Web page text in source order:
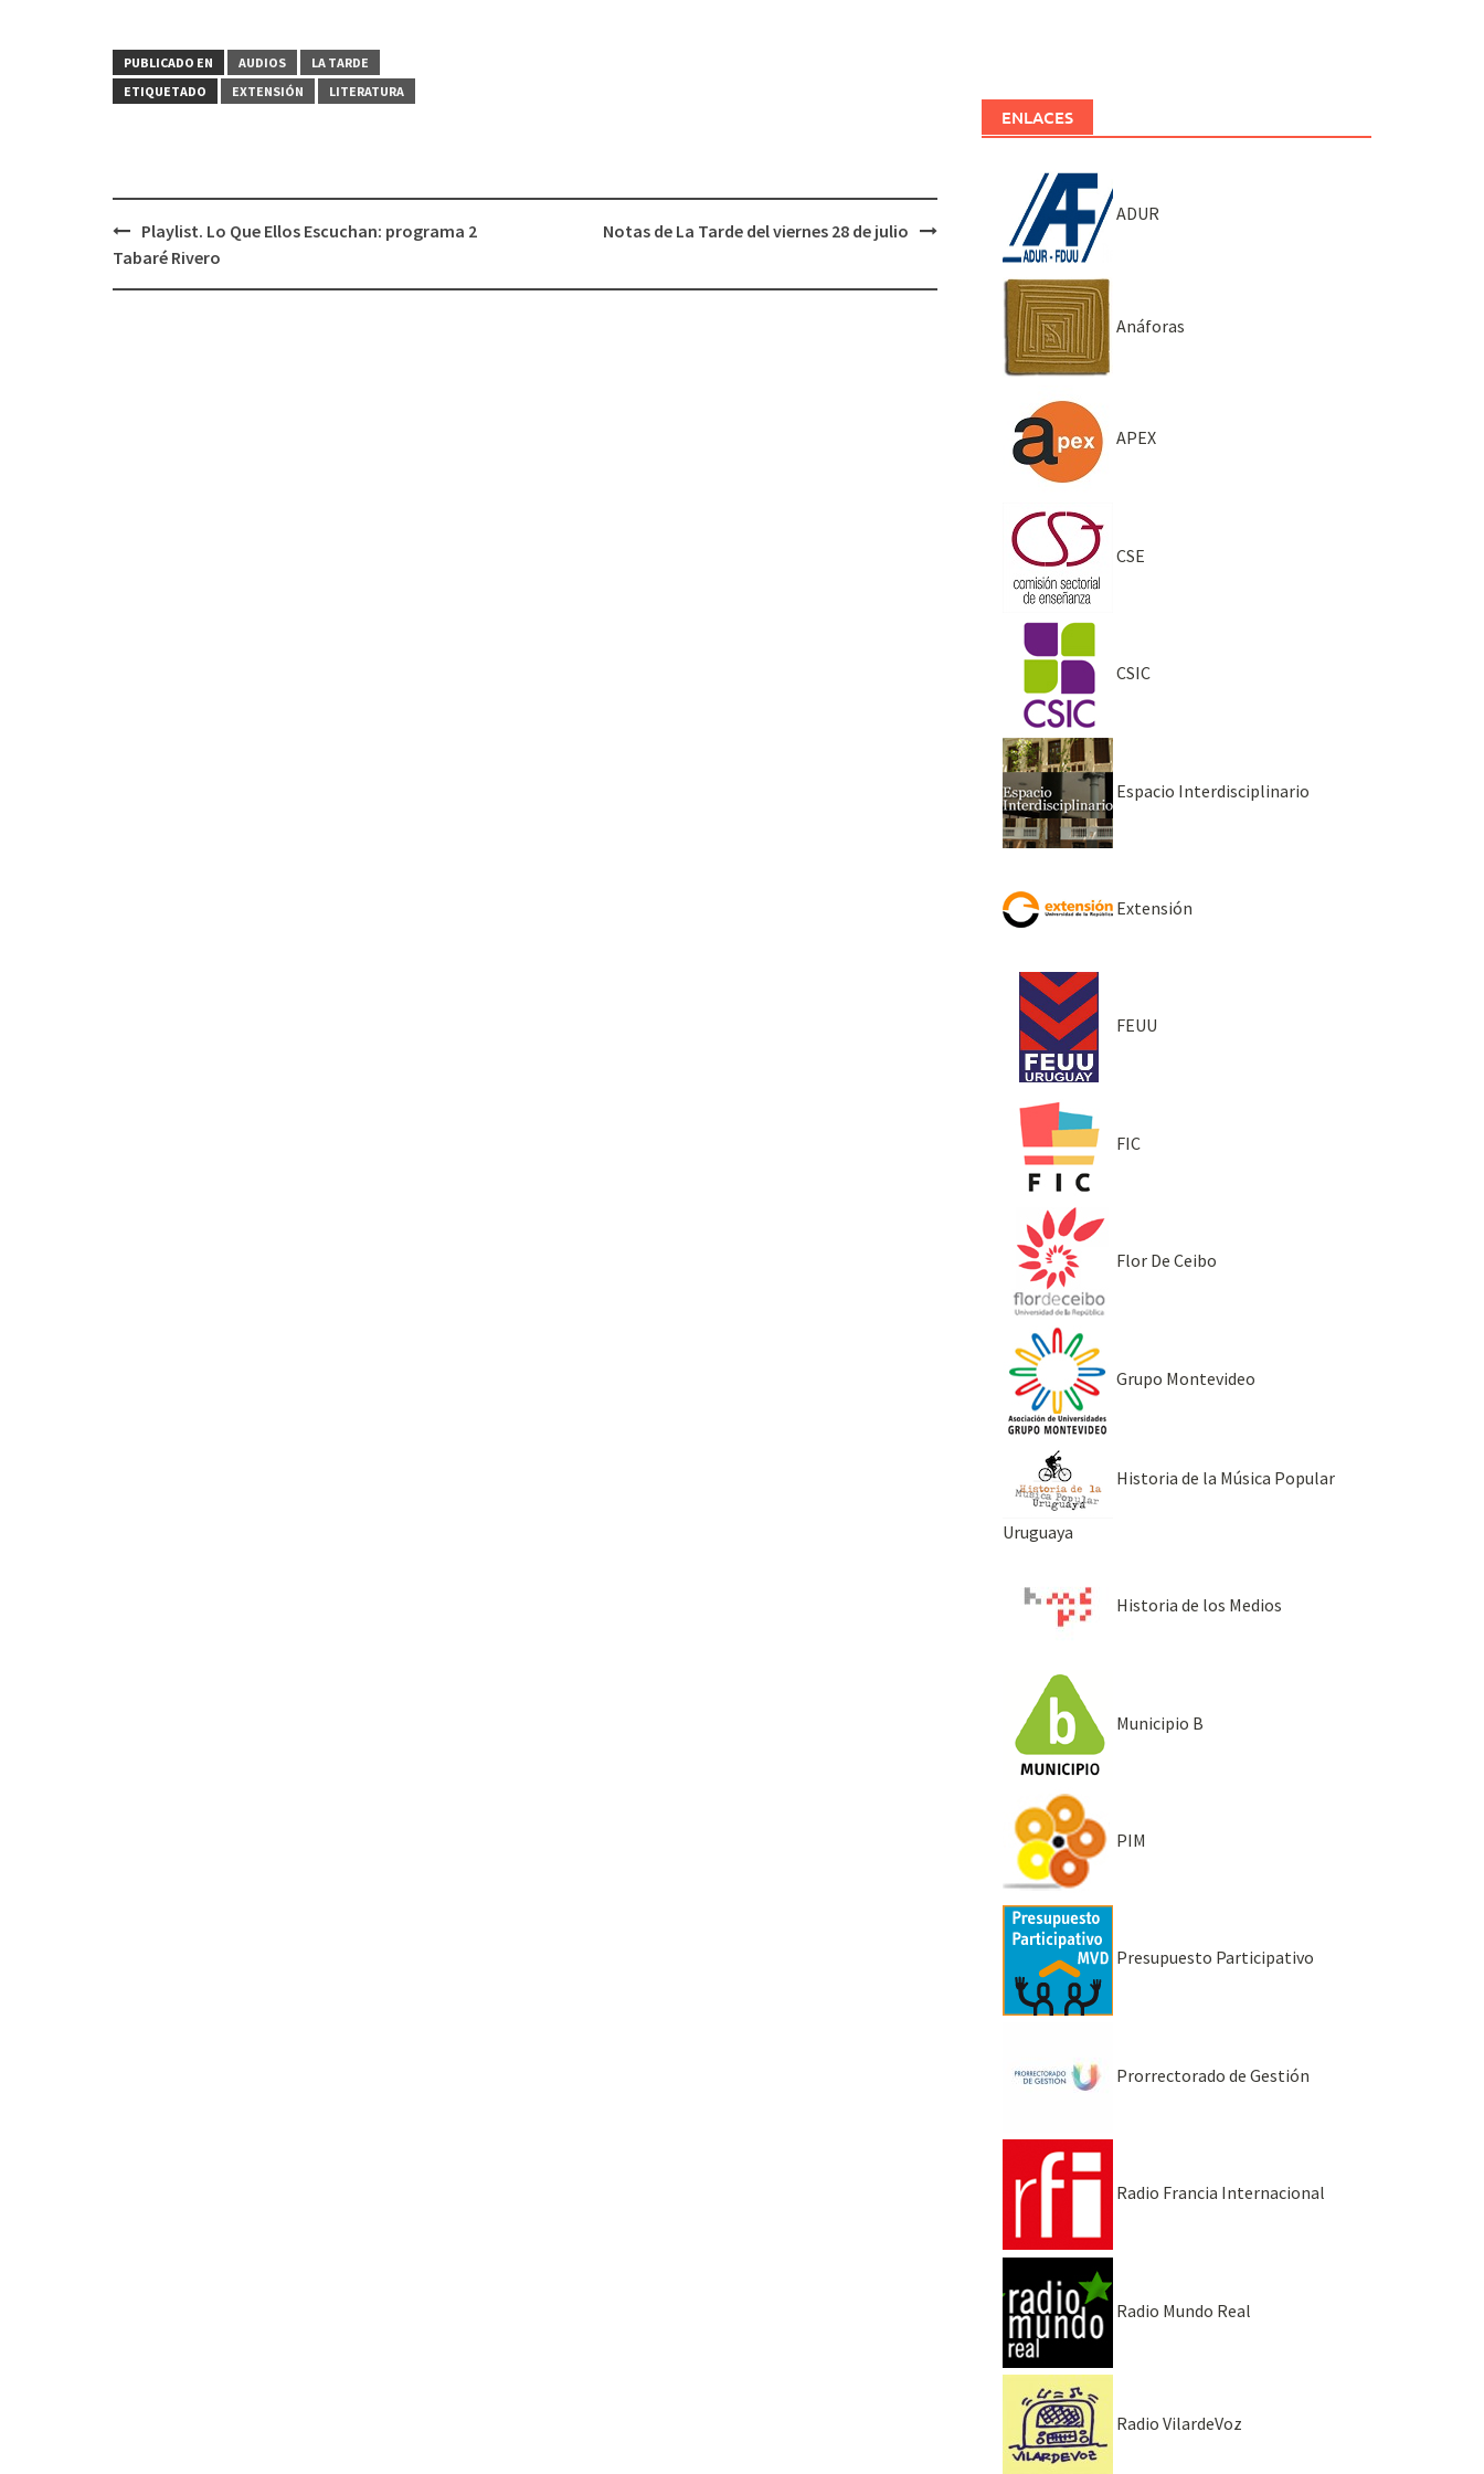
PUBLICADO EN AUDIOS
LA TARDE
ETIQUETADO
EXTENSIÓN LITERATURA
Navegación
Playlist. Lo Que Ellos Escuchan: programa 2
Tabaré Rivero
Notas de La Tarde del viernes 28 de julio
ENLACES
ADUR
Anáforas
APEX
CSE
CSIC
Espacio Interdisciplinario
Extensión
FEUU
FIC
Flor De Ceibo
Grupo Montevideo
Historia de la Música Popular
Uruguaya
Historia de los Medios
Municipio B
PIM
Presupuesto Participativo
Prorrectorado de Gestión
Radio Francia Internacional
Radio Mundo Real
Radio VilardeVoz